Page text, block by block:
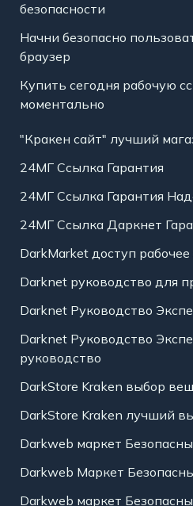
безопасности
Начни безопасно
браузер
Купить сегодня рабочую
моментально
"Кракен сайт" лучший
24МГ Ссылка Гарантия
24МГ Ссылка Гарантия
24МГ Ссылка Даркнет
DarkMarket доступ рабочее
Darknet руководство для
Darknet Руководство
Darknet Руководство
руководство
DarkStore Kraken выбор
DarkStore Kraken лучший
Darkweb маркет
Darkweb Маркет
Darkweb маркет